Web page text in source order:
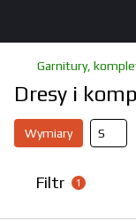
Garnitury,
Dresy i
Wymiary S
Filtr 1